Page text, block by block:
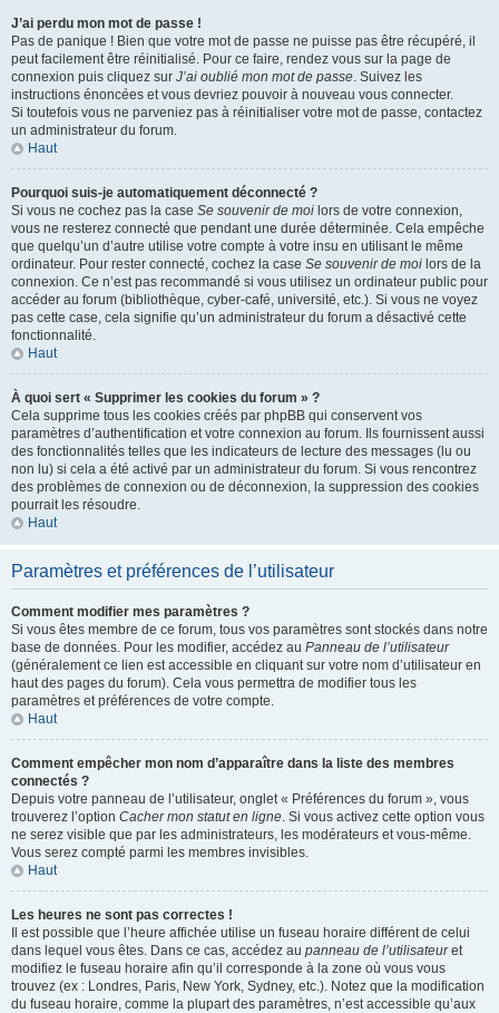
J’ai perdu mon mot de passe !
Pas de panique ! Bien que votre mot de passe ne puisse pas être récupéré, il
peut facilement être réinitialisé. Pour ce faire, rendez vous sur la page de
connexion puis cliquez sur J’ai oublié mon mot de passe. Suivez les
instructions énoncées et vous devriez pouvoir à nouveau vous connecter.
Si toutefois vous ne parveniez pas à réinitialiser votre mot de passe, contactez
un administrateur du forum.
Haut
Pourquoi suis-je automatiquement déconnecté ?
Si vous ne cochez pas la case Se souvenir de moi lors de votre connexion,
vous ne resterez connecté que pendant une durée déterminée. Cela empêche
que quelqu’un d’autre utilise votre compte à votre insu en utilisant le même
ordinateur. Pour rester connecté, cochez la case Se souvenir de moi lors de la
connexion. Ce n’est pas recommandé si vous utilisez un ordinateur public pour
accéder au forum (bibliothèque, cyber-café, université, etc.). Si vous ne voyez
pas cette case, cela signifie qu’un administrateur du forum a désactivé cette
fonctionnalité.
Haut
À quoi sert « Supprimer les cookies du forum » ?
Cela supprime tous les cookies créés par phpBB qui conservent vos
paramètres d’authentification et votre connexion au forum. Ils fournissent aussi
des fonctionnalités telles que les indicateurs de lecture des messages (lu ou
non lu) si cela a été activé par un administrateur du forum. Si vous rencontrez
des problèmes de connexion ou de déconnexion, la suppression des cookies
pourrait les résoudre.
Haut
Paramètres et préférences de l’utilisateur
Comment modifier mes paramètres ?
Si vous êtes membre de ce forum, tous vos paramètres sont stockés dans notre
base de données. Pour les modifier, accédez au Panneau de l’utilisateur
(généralement ce lien est accessible en cliquant sur votre nom d’utilisateur en
haut des pages du forum). Cela vous permettra de modifier tous les
paramètres et préférences de votre compte.
Haut
Comment empêcher mon nom d’apparaître dans la liste des membres
connectés ?
Depuis votre panneau de l’utilisateur, onglet « Préférences du forum », vous
trouverez l’option Cacher mon statut en ligne. Si vous activez cette option vous
ne serez visible que par les administrateurs, les modérateurs et vous-même.
Vous serez compté parmi les membres invisibles.
Haut
Les heures ne sont pas correctes !
Il est possible que l’heure affichée utilise un fuseau horaire différent de celui
dans lequel vous êtes. Dans ce cas, accédez au panneau de l’utilisateuret
modifiez le fuseau horaire afin qu’il corresponde à la zone où vous vous
trouvez (ex : Londres, Paris, New York, Sydney, etc.). Notez que la modification
du fuseau horaire, comme la plupart des paramètres, n’est accessible qu’aux